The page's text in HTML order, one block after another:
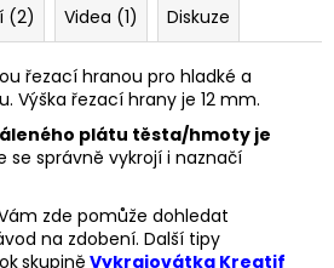
(2) Videa (1) Diskuze
řezací hranou pro hladké a
Výška řezací hrany je 12 mm.
plátu těsta/hmoty je
se správně vykrojí i naznačí
zde pomůže dohledat
na zdobení. Další tipy
skupině Vykrajovátka Kreatif